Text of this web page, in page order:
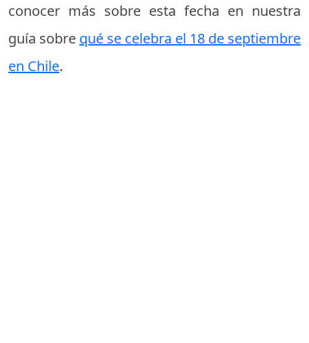
conocer más sobre esta fecha en nuestra
guía sobre qué se celebra el 18 de septiembre
en Chile.